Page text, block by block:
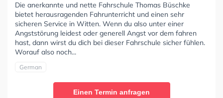
Die anerkannte und nette Fahrschule Thomas Büschke
bietet herausragenden Fahrunterricht und einen sehr
sicheren Service in Witten. Wenn du also unter einer
Angststörung leidest oder generell Angst vor dem fahren
hast, dann wirst du dich bei dieser Fahrschule sicher fühlen.
Worauf also noch...
German
Einen Termin anfragen